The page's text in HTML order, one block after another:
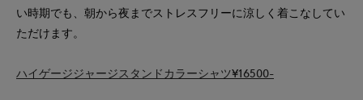
い時期でも、朝から夜までストレスフリーに涼しく着こなしてい
ただけます。
ハイゲージジャージスタンドカラーシャツ¥16500-